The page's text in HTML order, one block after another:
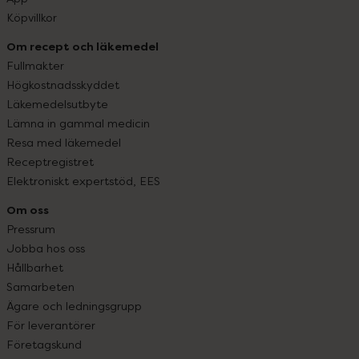
Köpvillkor
Om recept och läkemedel
Fullmakter
Högkostnadsskyddet
Läkemedelsutbyte
Lämna in gammal medicin
Resa med läkemedel
Receptregistret
Elektroniskt expertstöd, EES
Om oss
Pressrum
Jobba hos oss
Hållbarhet
Samarbeten
Ägare och ledningsgrupp
För leverantörer
Företagskund